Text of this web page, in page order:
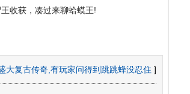
收获，凑过来聊蛤蟆王!
大复古传奇,有玩家问得到跳跳蜂没忍住 ]